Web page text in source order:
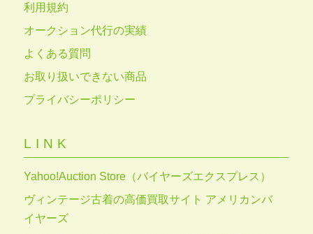
利用規約
オークション代行の実績
よくある質問
お取り扱いできない商品
プライバシーポリシー
LINK
Yahoo!Auction Store（バイヤーズエクスプレス）
ヴィンテージ古着の高価買取サイト アメリカンバ
イヤーズ